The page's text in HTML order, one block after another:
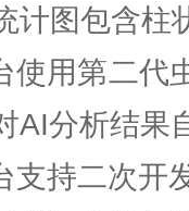
计图包含柱
用第二代
AI分析结果
持二次开